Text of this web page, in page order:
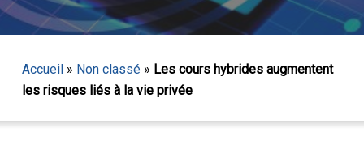
Accueil» Non classé» Les cours hybrides augmentent
les risques liés à la vie privée